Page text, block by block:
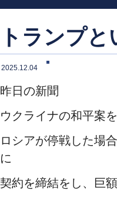
トランプ
2025.12.04
昨日の新聞
ウクライナの和平案
ロシアが停戦した場
に
契約を締結をし、巨